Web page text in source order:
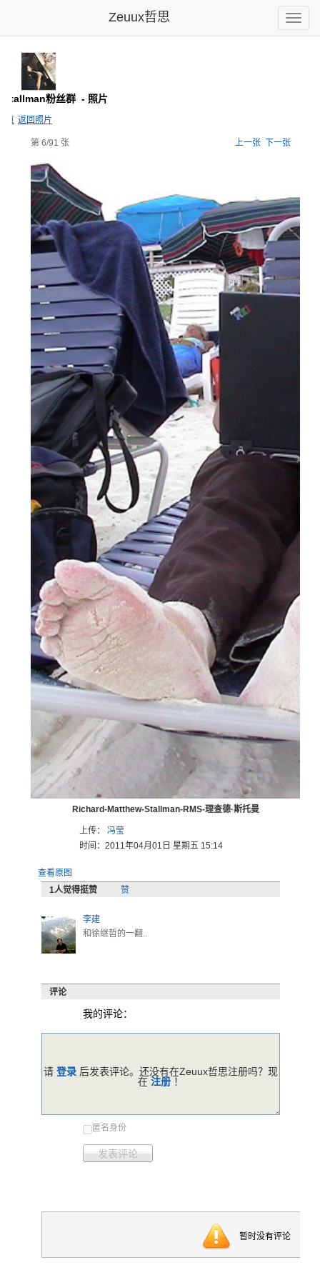
Toggle
Zeuux哲思
粉丝群 - 照片
页 返回照片
第 6/91 张 上一张 下一张
Richard-Matthew-Stallman-RMS-理查德·斯托曼
上传： 冯莹
时间：2011年04月01日 星期五 15:14
查看原图
1人觉得挺赞 赞
李建
和徐继哲的一翻..
评论
我的评论：
匿名身份
发表评论
请 登录 后发表评论。还没有在Zeuux哲思注册吗？现
在 注册 ！
暂时没有评论